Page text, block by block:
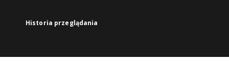
Historia przeglądania